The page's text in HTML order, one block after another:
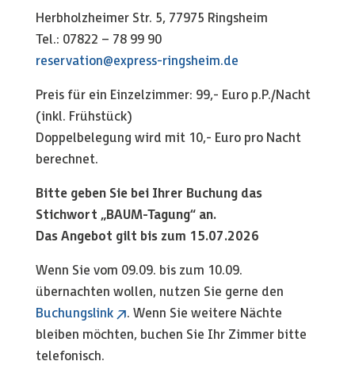
Herbholzheimer Str. 5, 77975 Ringsheim
Tel.: 07822 – 78 99 90
reservation@express-ringsheim.de
Preis für ein Einzelzimmer: 99,- Euro p.P./Nacht
(inkl. Frühstück)
Doppelbelegung wird mit 10,- Euro pro Nacht
berechnet.
Bitte geben Sie bei Ihrer Buchung das
Stichwort „BAUM-Tagung“ an.
Das Angebot gilt bis zum 15.07.2026
Wenn Sie vom 09.09. bis zum 10.09.
übernachten wollen, nutzen Sie gerne den
Buchungslink
. Wenn Sie weitere Nächte
bleiben möchten, buchen Sie Ihr Zimmer bitte
telefonisch.